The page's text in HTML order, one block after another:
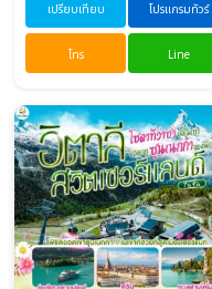
เปรียบเทียบ โปรแกรมทัวร์
โทร Line